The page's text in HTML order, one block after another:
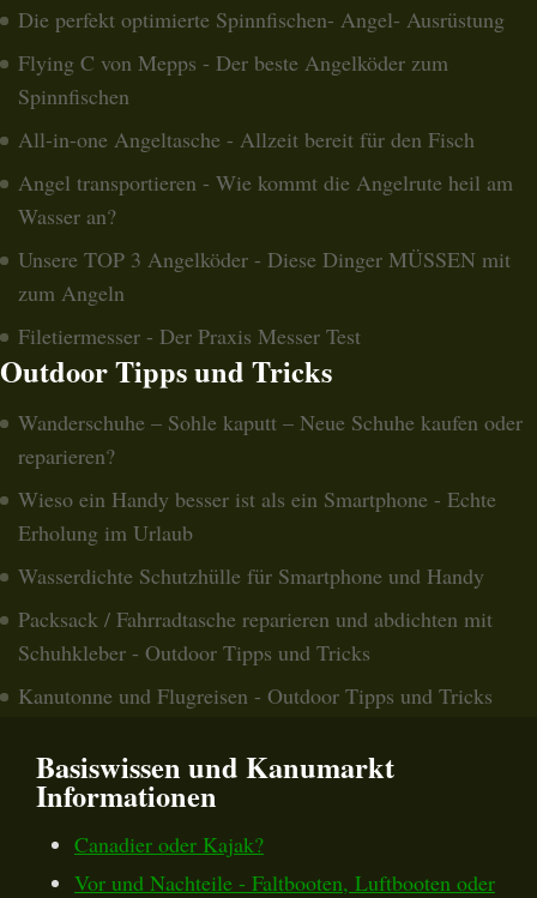
Die perfekt optimierte Spinnfischen- Angel- Ausrüstung
Flying C von Mepps - Der beste Angelköder zum
Spinnfischen
All-in-one Angeltasche - Allzeit bereit für den Fisch
Angel transportieren - Wie kommt die Angelrute heil am
Wasser an?
Unsere TOP 3 Angelköder - Diese Dinger MÜSSEN mit
zum Angeln
Filetiermesser - Der Praxis Messer Test
Outdoor Tipps und Tricks
Wanderschuhe – Sohle kaputt – Neue Schuhe kaufen oder
reparieren?
Wieso ein Handy besser ist als ein Smartphone - Echte
Erholung im Urlaub
Wasserdichte Schutzhülle für Smartphone und Handy
Packsack / Fahrradtasche reparieren und abdichten mit
Schuhkleber - Outdoor Tipps und Tricks
Kanutonne und Flugreisen - Outdoor Tipps und Tricks
Basiswissen und Kanumarkt
Informationen
Canadier oder Kajak?
Vor und Nachteile - Faltbooten, Luftbooten oder